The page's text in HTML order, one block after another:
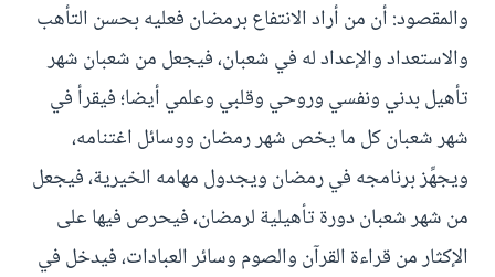
والمقصود: أن من أراد الانتفاع برمضان فعليه بحسن التأهب
والاستعداد والإعداد له في شعبان، فيجعل من شعبان شهر
تأهيل بدني ونفسي وروحي وقلبي وعلمي أيضا؛ فيقرأ في
شهر شعبان كل ما يخص شهر رمضان ووسائل اغتنامه،
ويجهِّز برنامجه في رمضان ويجدول مهامه الخيرية، فيجعل
من شهر شعبان دورة تأهيلية لرمضان، فيحرص فيها على
الإكثار من قراءة القرآن والصوم وسائر العبادات، فيدخل في